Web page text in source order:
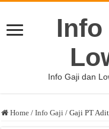
Info
Info Gaji dan
Home / Info Gaji / Gaji PT